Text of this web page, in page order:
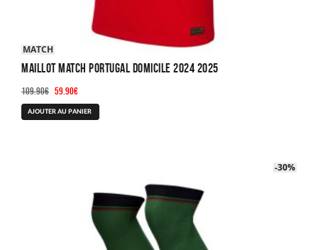
MATCH
Maillot Match Portugal Domicile 2024 2025
109.90€ Le
prix
initial
59.90€Le
prix
actuel
AJOUTER AU PANIER
peuvent
être
choisies
-30%
-30%